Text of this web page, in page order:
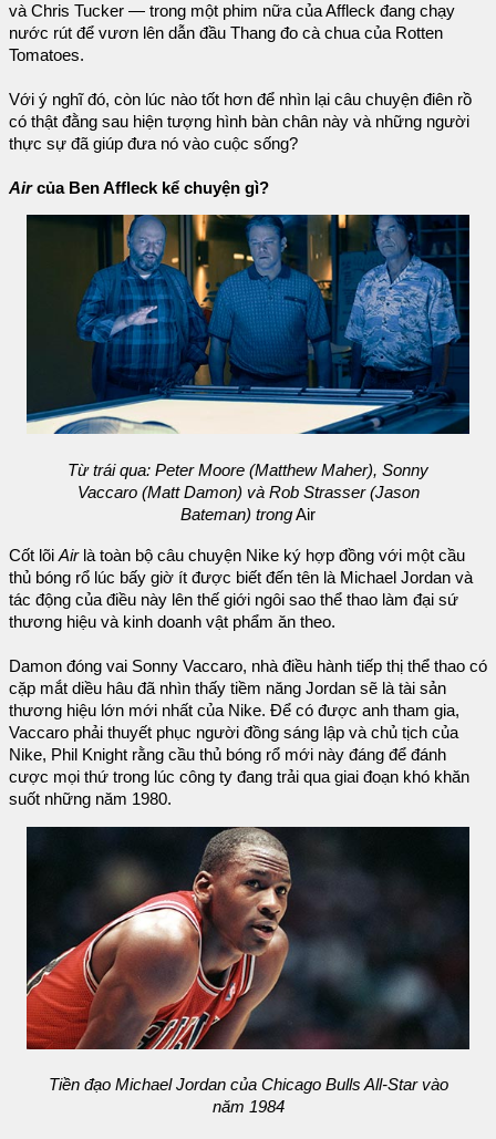
và Chris Tucker — trong một phim nữa của Affleck đang chạy
nước rút để vươn lên dẫn đầu Thang đo cà chua của Rotten
Tomatoes.
Với ý nghĩ đó, còn lúc nào tốt hơn để nhìn lại câu chuyện điên rồ
có thật đằng sau hiện tượng hình bàn chân này và những người
thực sự đã giúp đưa nó vào cuộc sống?
Aircủa Ben Affleck kể chuyện gì?
Từ trái qua: Peter Moore (Matthew Maher), Sonny
Vaccaro (Matt Damon) và Rob Strasser (Jason
Bateman) trongAir
Cốt lõiAir là toàn bộ câu chuyện Nike ký hợp đồng với một cầu
thủ bóng rổ lúc bấy giờ ít được biết đến tên là Michael Jordan và
tác động của điều này lên thế giới ngôi sao thể thao làm đại sứ
thương hiệu và kinh doanh vật phẩm ăn theo.
Damon đóng vai Sonny Vaccaro, nhà điều hành tiếp thị thể thao có
cặp mắt diều hâu đã nhìn thấy tiềm năng Jordan sẽ là tài sản
thương hiệu lớn mới nhất của Nike. Để có được anh tham gia,
Vaccaro phải thuyết phục người đồng sáng lập và chủ tịch của
Nike, Phil Knight rằng cầu thủ bóng rổ mới này đáng để đánh
cược mọi thứ trong lúc công ty đang trải qua giai đoạn khó khăn
suốt những năm 1980.
Tiền đạo Michael Jordan của Chicago Bulls All-Star vào
năm 1984